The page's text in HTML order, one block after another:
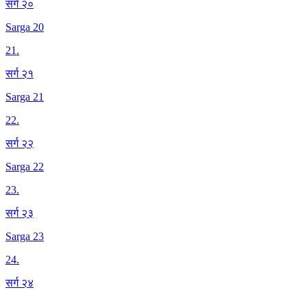
सर्ग २०
Sarga 20
21.
सर्ग २१
Sarga 21
22.
सर्ग २२
Sarga 22
23.
सर्ग २३
Sarga 23
24.
सर्ग २४